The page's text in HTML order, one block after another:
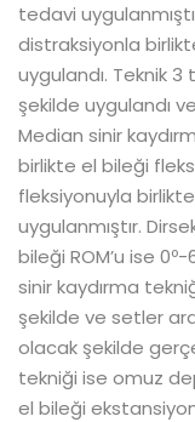
tedavi
distraksiyonla
uygulandı. Teknik
şekilde uygulandı
Median sinir
birlikte el bileği
fleksiyonuyla
uygulanmıştır.
bileği ROM’u ise
sinir kaydırma
şekilde ve setler
olacak şekilde
tekniği ise omuz
el bileği